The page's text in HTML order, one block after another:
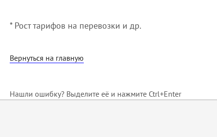
* Рост тарифов на перевозки и др.
Вернуться на главную
Нашли ошибку? Выделите её и нажмите Ctrl+Enter